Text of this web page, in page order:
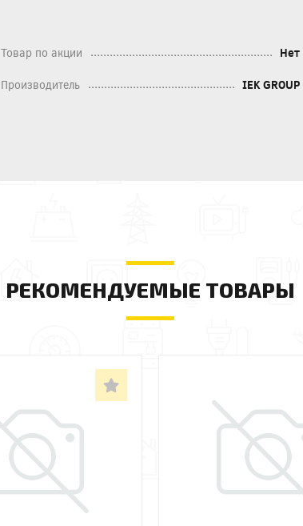
Товар по акции Нет
Производитель IEK GROUP
РЕКОМЕНДУЕМЫЕ ТОВАРЫ